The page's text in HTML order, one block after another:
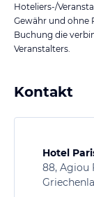
Hoteliers-/
Gewähr und ohne
Buchung die
Veranstalters.
Kontakt
Hotel
88, Agiou